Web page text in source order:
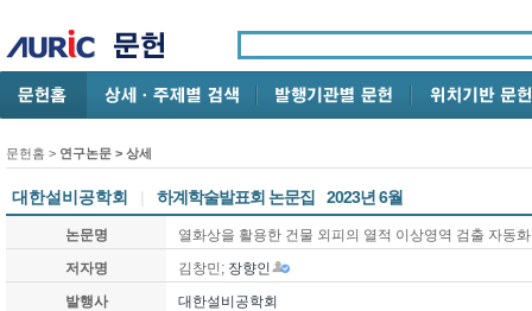
문헌홈 > 연구논문 > 상세
대한설비공학회 | 하계학술발표회 논문집 2023년 6월
논문명
열화상을 활용한 건물 외피의 열적 이상영역 검출 자동
저자명
김창민; 장향인
발행사
대한설비공학회